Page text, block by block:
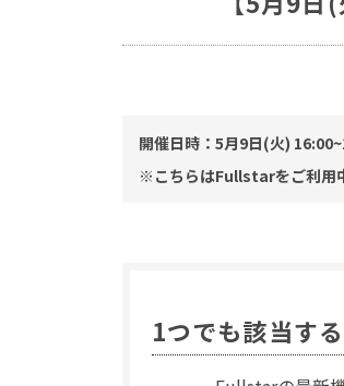
開催日時：5月9日(火)
※こちらはFullstarをご利用
1つでも該当す